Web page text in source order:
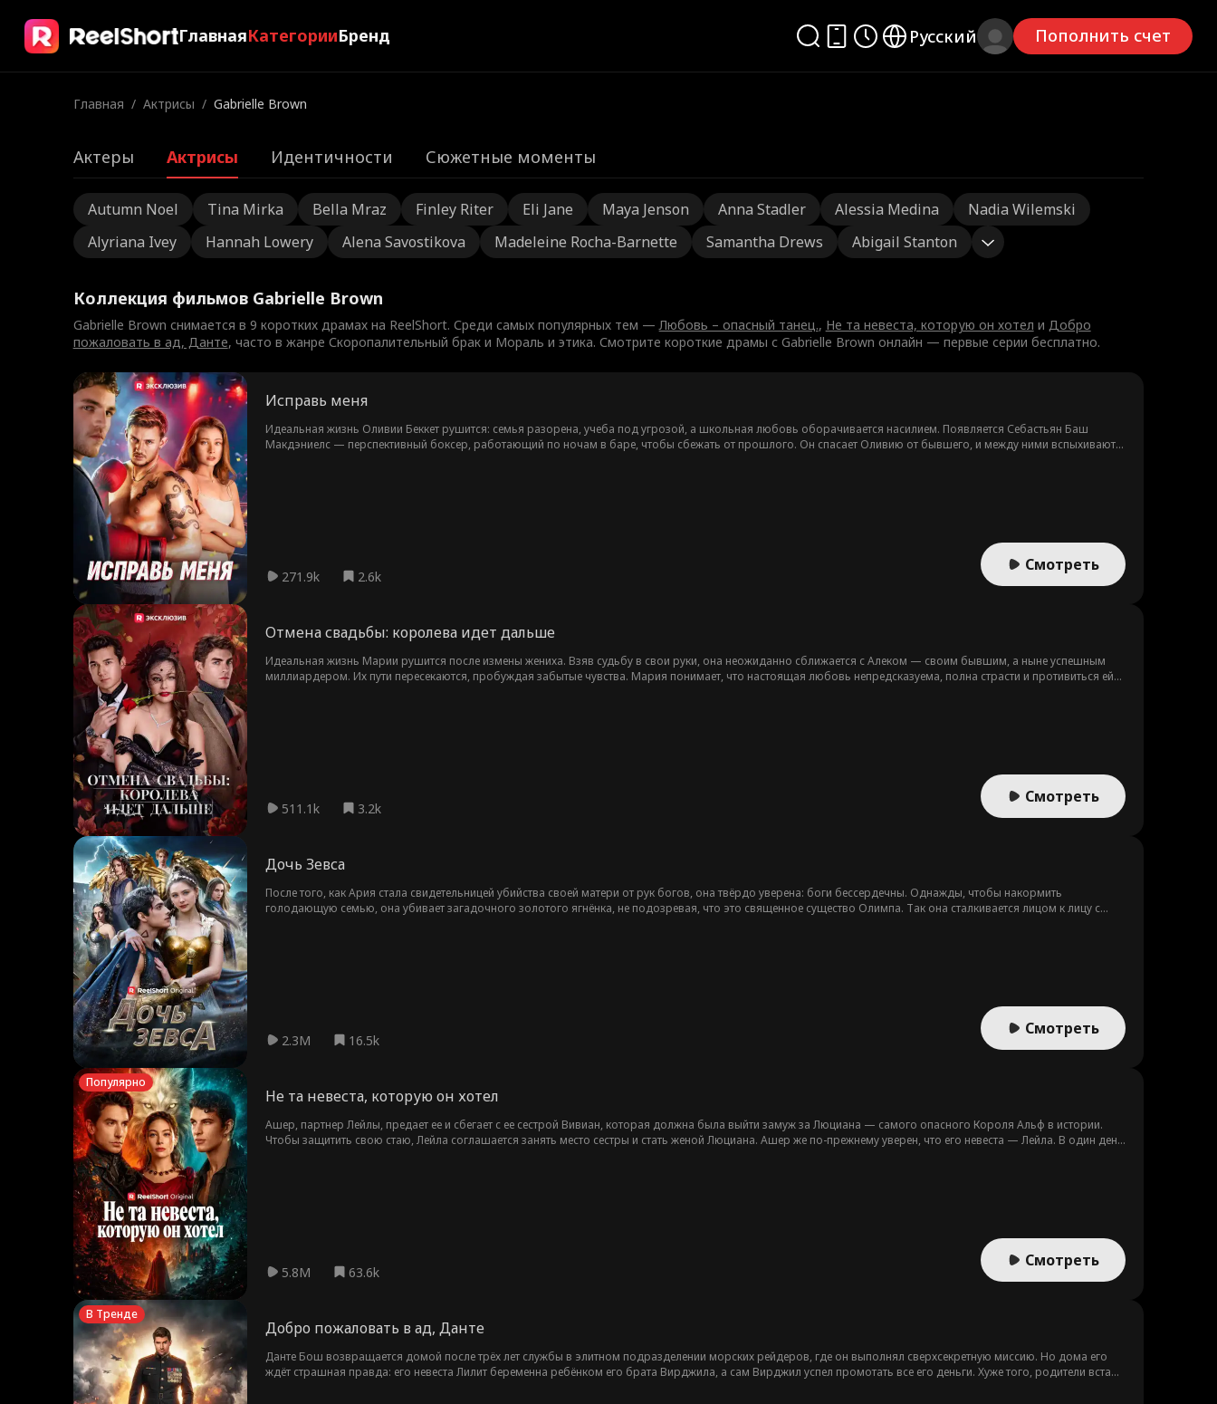
ГлавнаяКатегорииБренд Русский Пополнить счет
Главная / Актрисы / Gabrielle Brown
Актеры Актрисы Идентичности Сюжетные моменты
Autumn Noel Tina Mirka Bella Mraz Finley Riter Eli Jane Maya Jenson Anna Stadler Alessia Medina
Nadia Wilemski
Alyriana Ivey
Hannah Lowery Alena Savostikova Madeleine Rocha-Barnette Samantha Drews Abigail Stanton
Коллекция фильмов Gabrielle Brown
Gabrielle Brown снимается в 9 коротких драмах на ReelShort. Среди самых популярных тем —Любовь – опасный танец., Не та невеста, которую он хотел и Добро
пожаловать в ад, Данте, часто в жанре Скоропалительный брак и Мораль и этика. Смотрите короткие драмы с Gabrielle Brown онлайн — первые серии бесплатно.
Исправь меня
Идеальная жизнь Оливии Беккет рушится: семья разорена, учеба под угрозой, а школьная любовь оборачивается насилием. Появляется Себастьян Баш
Макдэниелс — перспективный боксер, работающий по ночам в баре, чтобы сбежать от прошлого. Он спасает Оливию от бывшего, и между ними вспыхивают
271.9k 2.6k
Смотреть
Отмена свадьбы: королева идет дальше
Идеальная жизнь Марии рушится после измены жениха. Взяв судьбу в свои руки, она неожиданно сближается с Алеком — своим бывшим, а ныне успешным
миллиардером. Их пути пересекаются, пробуждая забытые чувства. Мария понимает, что настоящая любовь непредсказуема, полна страсти и противиться ей
511.1k 3.2k
Смотреть
Дочь Зевса
После того, как Ария стала свидетельницей убийства своей матери от рук богов, она твёрдо уверена: боги бессердечны. Однажды, чтобы накормить
голодающую семью, она убивает загадочного золотого ягнёнка, не подозревая, что это священное существо Олимпа. Так она сталкивается лицом к лицу с
2.3M 16.5k
Смотреть
Популярно
Не та невеста, которую он хотел
Ашер, партнер Лейлы, предает ее и сбегает с ее сестрой Вивиан, которая должна была выйти замуж за Люциана — самого опасного Короля Альф в истории.
Чтобы защитить свою стаю, Лейла соглашается занять место сестры и стать женой Люциана. Ашер же по-прежнему уверен, что его невеста — Лейла. В один день
5.8M 63.6k
Смотреть
В Тренде
Добро пожаловать в ад, Данте
Данте Бош возвращается домой после трёх лет службы в элитном подразделении морских рейдеров, где он выполнял сверхсекретную миссию. Но дома его
ждёт страшная правда: его невеста Лилит беременна ребёнком его брата Вирджила, а сам Вирджил успел промотать все его деньги. Хуже того, родители встают